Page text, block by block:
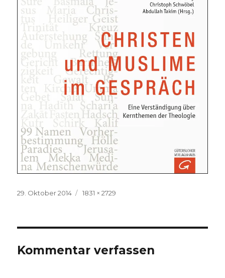
Veröffentlicht
29. Oktober 2014
Volle
1831 × 2729
Kommentar verfassen